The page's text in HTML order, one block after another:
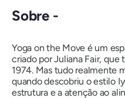
Sobre -
Yoga on the Move é um
criado por Juliana Fair, que
1974. Mas tudo realmente
quando descobriu o estilo
estrutura e a atenção ao